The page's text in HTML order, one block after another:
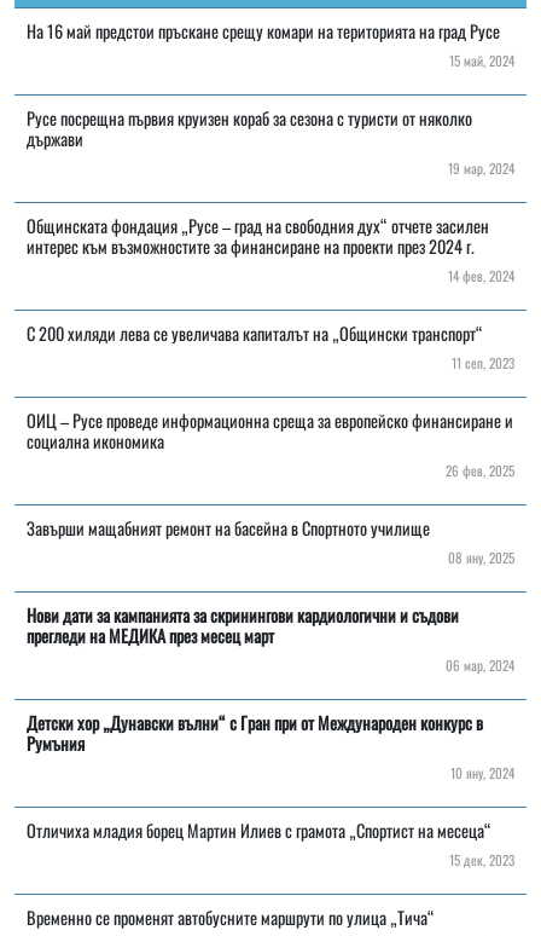
На 16 май предстои пръскане срещу комари на територията на град Русе
15 май, 2024
Русе посрещна първия круизен кораб за сезона с туристи от няколко
държави
19 мар, 2024
Общинската фондация „Русе – град на свободния дух“ отчете засилен
интерес към възможностите за финансиране на проекти през 2024 г.
14 фев, 2024
С 200 хиляди лева се увеличава капиталът на „Общински транспорт“
11 сеп, 2023
ОИЦ – Русе проведе информационна среща за европейско финансиране и
социална икономика
26 фев, 2025
Завърши мащабният ремонт на басейна в Спортното училище
08 яну, 2025
Нови дати за кампанията за скринингови кардиологични и съдови
прегледи на МЕДИКА през месец март
06 мар, 2024
Детски хор „Дунавски вълни“ с Гран при от Международен конкурс в
Румъния
10 яну, 2024
Отличиха младия борец Мартин Илиев с грамота „Спортист на месеца“
15 дек, 2023
Временно се променят автобусните маршрути по улица „Тича“